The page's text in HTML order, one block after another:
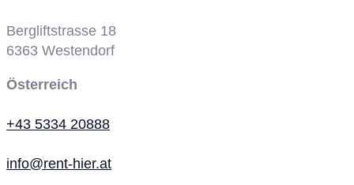
Bergliftstrasse 18
6363 Westendorf
Österreich
+43 5334 20888
info@rent-hier.at